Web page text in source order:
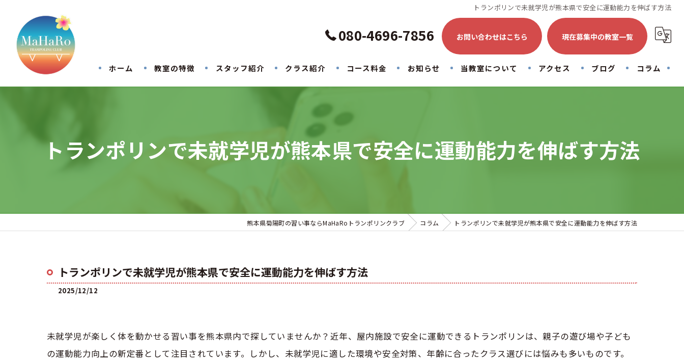
トランポリンで未就学児が熊本県で安全に運動能力を伸ばす方法
080-4696-7856 お問い合わせはこちら 現在募集中の教室一覧
ホーム 教室の特徴 スタッフ紹介 クラス紹介 コース料金 お知らせ 当教室について
子供
アクセス ブログ コラム
トランポリンで未就学児が熊本県で安全に運動能力を伸ばす方法
熊本県菊陽町の習い事ならMaHaRoトランポリンクラブ コラム トランポリンで未就学児が熊本県で安全に運動能力を伸ばす方法
トランポリンで未就学児が熊本県で安全に運動能力を伸ばす方法
2025/12/12
未就学児が楽しく体を動かせる習い事を熊本県内で探していませんか？近年、屋内施設で安全に運動できるトランポリンは、親子の遊び場や子ども
の運動能力向上の新定番として注目されています。しかし、未就学児に適した環境や安全対策、年齢に合ったクラス選びには悩みも多いものです。